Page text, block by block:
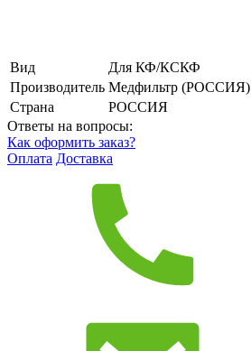
Вид
Для КФ/КСКФ
Производитель Медфильтр (РОССИЯ)
Страна
РОССИЯ
Ответы на вопросы:
Как оформить заказ?
Оплата Доставка